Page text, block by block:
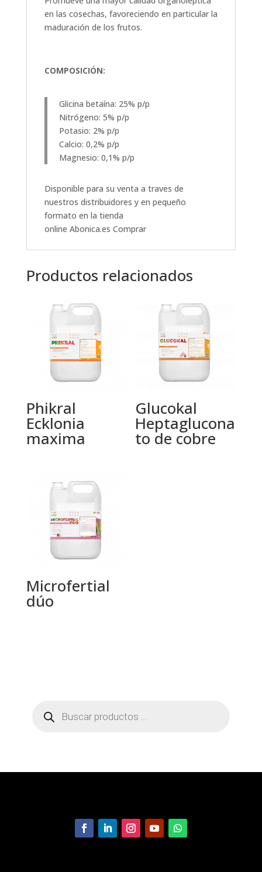
en las cosechas, favoreciendo en particular la
maduración de los frutos.
COMPOSICIÓN:
Glicina betaína: 25% p/p
Nitrógeno: 5% p/p
Potasio: 2% p/p
Calcio: 0,2% p/p
Magnesio: 0,1% p/p
Disponible para su venta a traves de
nuestros distribuidores y en pequeño
formato en la tienda
online Abonica.es Comprar
Productos relacionados
Phikral
Ecklonia
maxima
Glucokal
Heptaglucona
to de cobre
Microfertial
dúo
productos